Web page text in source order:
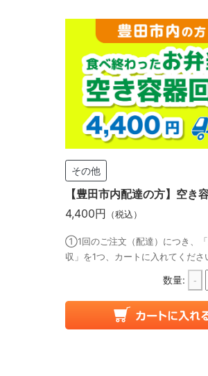
その他
【豊田市内配達の方】空き
4,400円 （税込）
①1回のご注文（配達）につき、「
収」を1つ、カートに入れてくださ
数量: -